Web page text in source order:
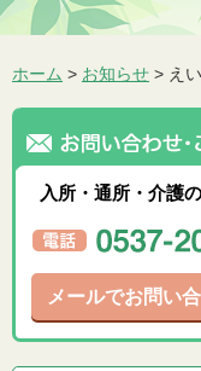
ホーム > お知らせ > え
入所・通所・介護
メールでお問い